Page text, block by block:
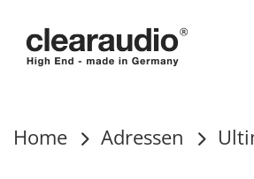
Home Adressen